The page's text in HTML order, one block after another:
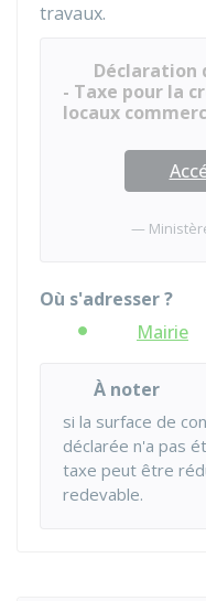
travaux.
Déclaration
- Taxe pour la
locaux
Où s'adresser ?
Mairie
À noter
si la surface de
déclarée n'a pas
taxe peut être
redevable.